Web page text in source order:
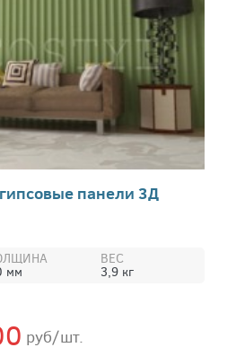
панели 3Д
мм
ВЕС
3,9 кг
руб/шт.